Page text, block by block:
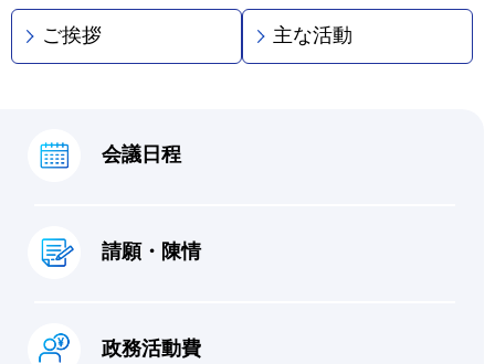
ご挨拶 主な活動
会議日程
請願・陳情
政務活動費